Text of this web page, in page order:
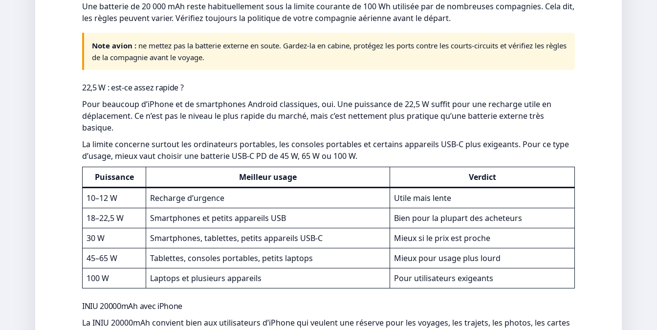
Une batterie de 20 000 mAh reste habituellement sous la limite courante de 100 Wh utilisée par de nombreuses compagnies. Cela dit,
les règles peuvent varier. Vérifiez toujours la politique de votre compagnie aérienne avant le départ.
Note avion : ne mettez pas la batterie externe en soute. Gardez-la en cabine, protégez les ports contre les courts-circuits et vérifiez les règles
de la compagnie avant le voyage.
22,5 W : est-ce assez rapide ?
Pour beaucoup d’iPhone et de smartphones Android classiques, oui. Une puissance de 22,5 W suffit pour une recharge utile en
déplacement. Ce n’est pas le niveau le plus rapide du marché, mais c’est nettement plus pratique qu’une batterie externe très
basique.
La limite concerne surtout les ordinateurs portables, les consoles portables et certains appareils USB-C plus exigeants. Pour ce type
d’usage, mieux vaut choisir une batterie USB-C PD de 45 W, 65 W ou 100 W.
Puissance
Meilleur usage
Verdict
10–12 W
Recharge d’urgence
Utile mais lente
18–22,5 W
Smartphones et petits appareils USB
Bien pour la plupart des acheteurs
30 W
Smartphones, tablettes, petits appareils USB-C
Mieux si le prix est proche
45–65 W
Tablettes, consoles portables, petits laptops
Mieux pour usage plus lourd
100 W
Laptops et plusieurs appareils Pour utilisateurs exigeants
INIU 20000mAh avec iPhone
La INIU 20000mAh convient bien aux utilisateurs d’iPhone qui veulent une réserve pour les voyages, les trajets, les photos, les cartes